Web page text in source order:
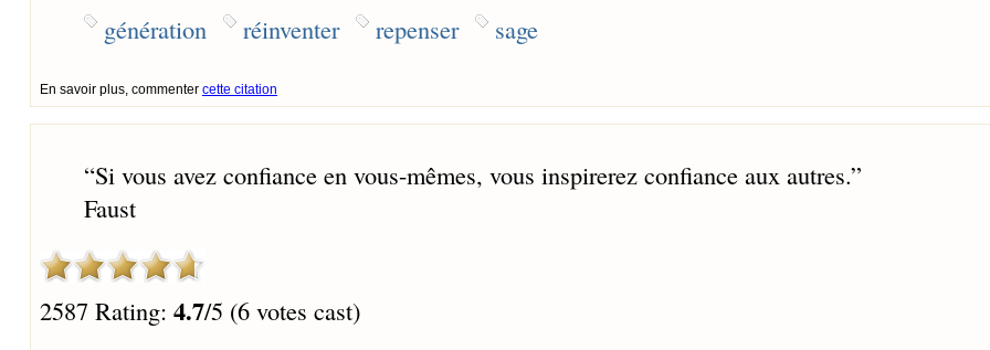
génération réinventer repenser sage
En savoir plus, commenter cette citation
“Si vous avez confiance en vous-mêmes, vous inspirerez confiance aux autres.”
Faust
2587 Rating: 4.7/5 (6 votes cast)